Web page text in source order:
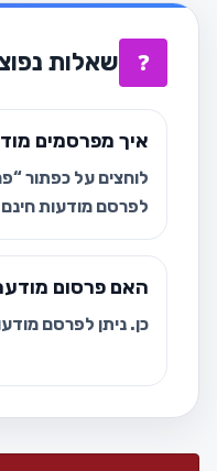
❓ שאלות
איך מפרסמים
לוחצים על כפתור
לפרסם מודעות חינם
האם פרסום
כן. ניתן לפרסם